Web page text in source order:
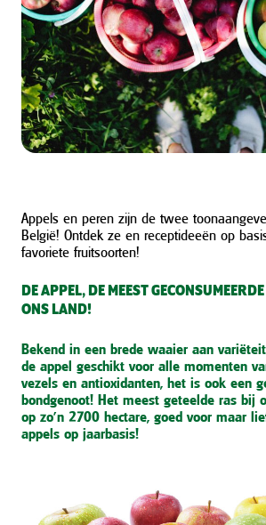
Appels en peren zijn de twee
België! Ontdek ze en receptideeën op
favoriete fruitsoorten!
DE APPEL, DE MEEST
ONS LAND!
Bekend in een brede waaier aan
de appel geschikt voor alle momenten
vezels en antioxidanten, het is ook een
bondgenoot! Het meest geteelde ras bij
op zo’n 2700 hectare, goed voor maar
appels op jaarbasis!